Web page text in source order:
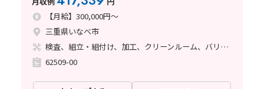
【月給】300,000円～
三重県いなべ市
検査、組立・組付け、加工、クリーンルーム、バリ取り
62509-00